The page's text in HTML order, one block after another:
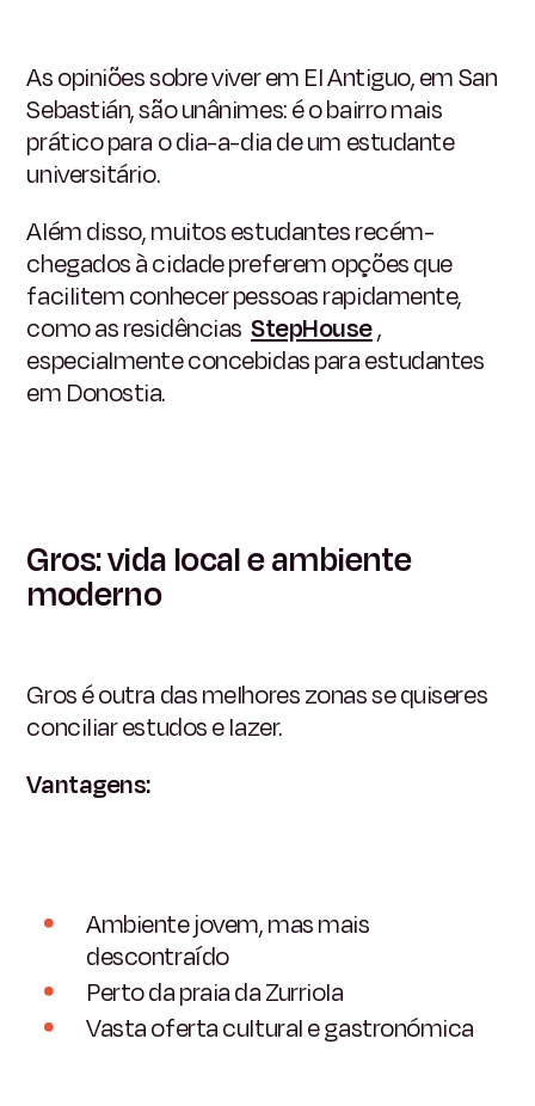
As opiniões sobre viver em El Antiguo, em San
Sebastián, são unânimes: é o bairro mais
prático para o dia-a-dia de um estudante
universitário.
Além disso, muitos estudantes recém-
chegados à cidade preferem opções que
facilitem conhecer pessoas rapidamente,
como as residências StepHouse,
especialmente concebidas para estudantes
em Donostia.
Gros: vida local e ambiente
moderno
Gros é outra das melhores zonas se quiseres
conciliar estudos e lazer.
Vantagens:
Ambiente jovem, mas mais
descontraído
Perto da praia da Zurriola
Vasta oferta cultural e gastronómica